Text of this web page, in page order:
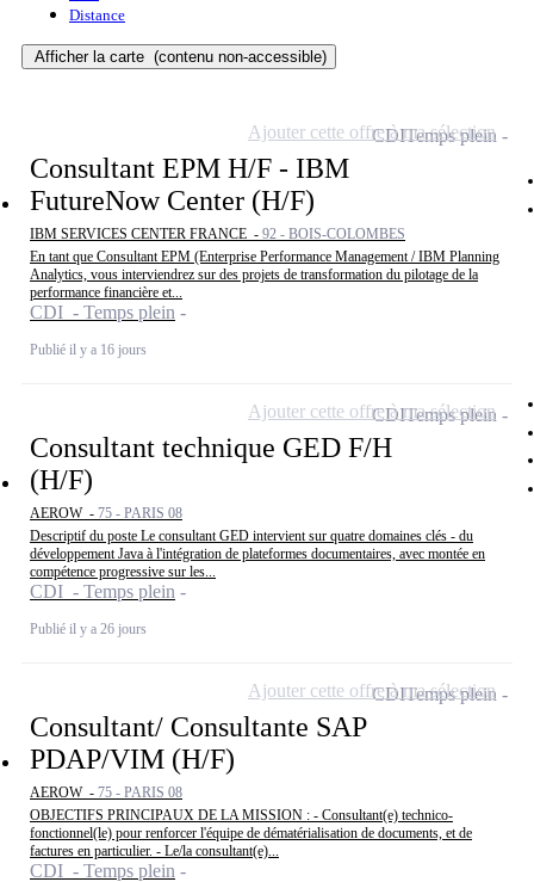
Distance
Afficher la carte (contenu non-accessible)
Consultant EPM H/F - IBM
FutureNow Center (H/F)
IBM SERVICES CENTER FRANCE - 92 - BOIS-COLOMBES
En tant que Consultant EPM (Enterprise Performance Management / IBM Planning
Analytics, vous interviendrez sur des projets de transformation du pilotage de la
performance financière et...
CDI - Temps plein
Publié il y a 16 jours
CDITemps plein
Ajouter cette offre à ma sélection
Consultant technique GED F/H
(H/F)
AEROW - 75 - PARIS 08
Descriptif du poste Le consultant GED intervient sur quatre domaines clés - du
développement Java à l'intégration de plateformes documentaires, avec montée en
compétence progressive sur les...
CDI - Temps plein
Publié il y a 26 jours
CDITemps plein
Ajouter cette offre à ma sélection
Consultant/ Consultante SAP
PDAP/VIM (H/F)
AEROW - 75 - PARIS 08
OBJECTIFS PRINCIPAUX DE LA MISSION : - Consultant(e) technico-
fonctionnel(le) pour renforcer l'équipe de dématérialisation de documents, et de
factures en particulier. - Le/la consultant(e)...
CDI - Temps plein
CDITemps plein
Ajouter cette offre à ma sélection